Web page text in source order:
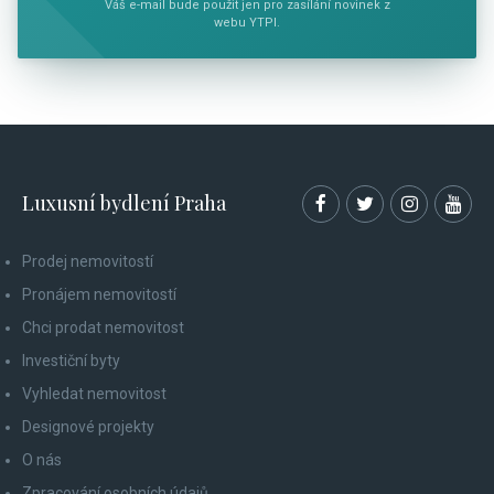
Váš e-mail bude použit jen pro zasílání novinek z
webu YTPI.
Luxusní bydlení Praha
Prodej nemovitostí
Pronájem nemovitostí
Chci prodat nemovitost
Investiční byty
Vyhledat nemovitost
Designové projekty
O nás